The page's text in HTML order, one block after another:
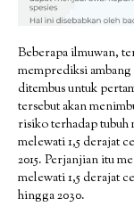
Beberapa ilmuwan,
memprediksi ambang
ditembus untuk
tersebut akan
risiko terhadap
melewati 1,5 derajat
2015. Perjanjian itu
melewati 1,5 derajat
hingga 2030.